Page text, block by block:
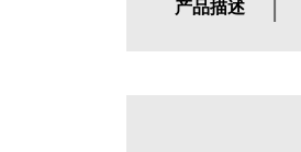
产品描述 |